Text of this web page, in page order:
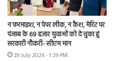
न फरमाइश, न पेपर लीक, न कैश, मेरिट पर
पंजाब के 69 हजार युवाओं को दे चुका हूं
सरकारी नौकरी- सीएम मान
29 July 2026 - 1:29 PM